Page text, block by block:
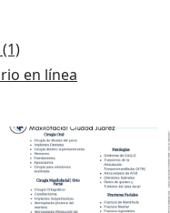
en línea